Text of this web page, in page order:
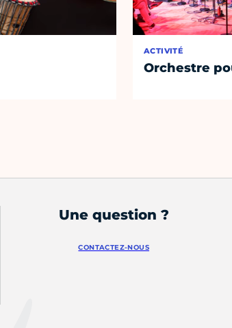
ACTIVITÉ
Orchestre
Une question ?
CONTACTEZ-NOUS